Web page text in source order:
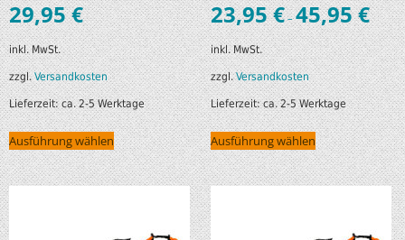
29,95€
inkl. MwSt.
zzgl.Versandkosten
Lieferzeit:ca. 2-5 Werktage
Ausführung wählen
23,95€–45,95€
inkl. MwSt.
zzgl.Versandkosten
Lieferzeit:ca. 2-5 Werktage
Ausführung wählen